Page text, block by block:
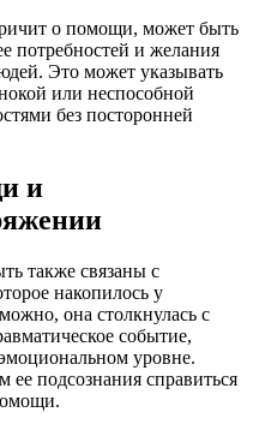
о помощи, может быть
потребностей и желания
Это может указывать
или неспособной
без посторонней
и
также связаны с
накопилось у
она столкнулась с
событие,
уровне.
подсознания справиться